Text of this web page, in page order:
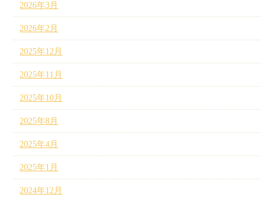
2026年3月
2026年2月
2025年12月
2025年11月
2025年10月
2025年8月
2025年4月
2025年1月
2024年12月